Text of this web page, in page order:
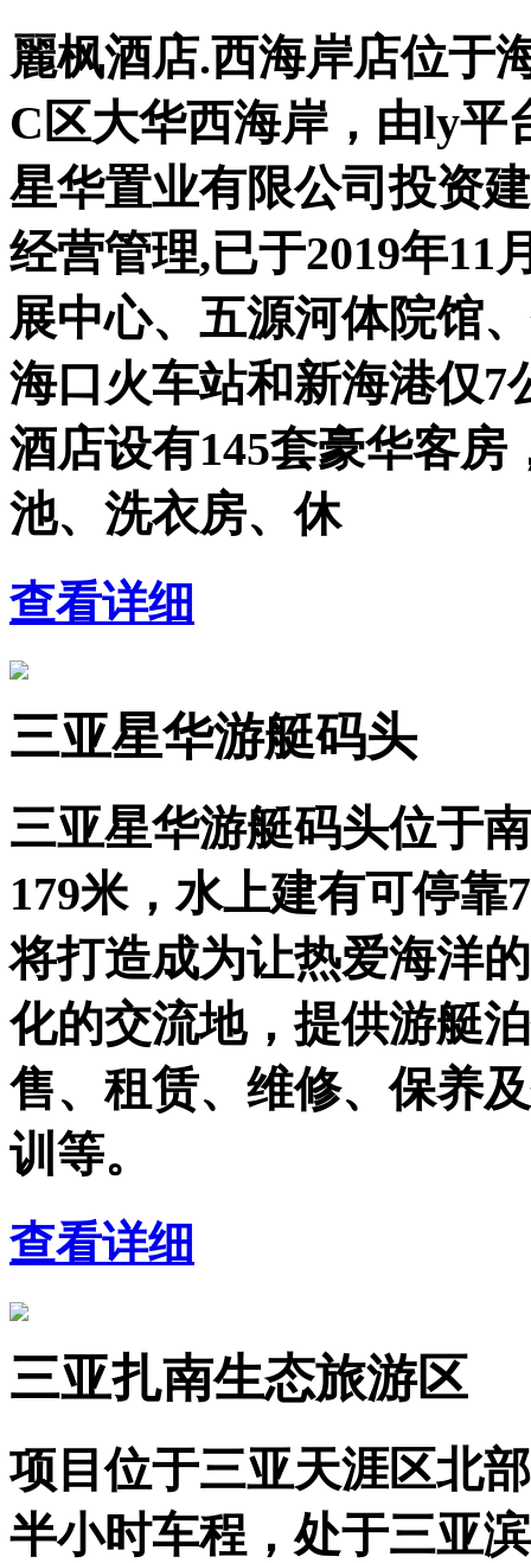
麗枫酒店.西海岸店位于
C区大华西海岸，由ly平
星华置业有限公司投资
经营管理,已于2019年11
展中心、五源河体院馆
海口火车站和新海港仅7
酒店设有145套豪华客
池、洗衣房、休
查看详细
三亚星华游艇码头
三亚星华游艇码头位于
179米，水上建有可停
将打造成为让热爱海洋
化的交流地，提供游艇
售、租赁、维修、保养
训等。
查看详细
三亚扎南生态旅游区
项目位于三亚天涯区北
半小时车程，处于三亚